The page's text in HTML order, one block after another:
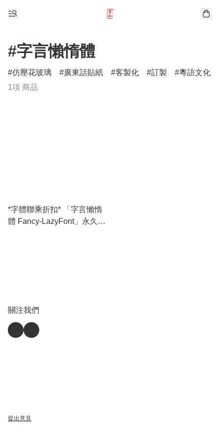
#字言懶惰體
仿壓花玻璃 廣東話貼紙 客製化 訂製
粵語文化
1項 商品
*字體聯乘折扣* 「字言懶惰
體 Fancy-LazyFont」永久通
關注我們
提出意見